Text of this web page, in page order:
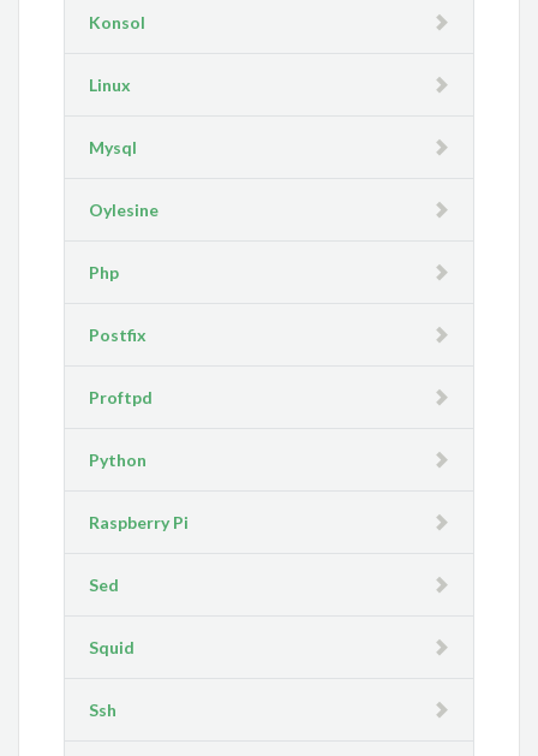
Konsol
Linux
Mysql
Oylesine
Php
Postfix
Proftpd
Python
Raspberry Pi
Sed
Squid
Ssh